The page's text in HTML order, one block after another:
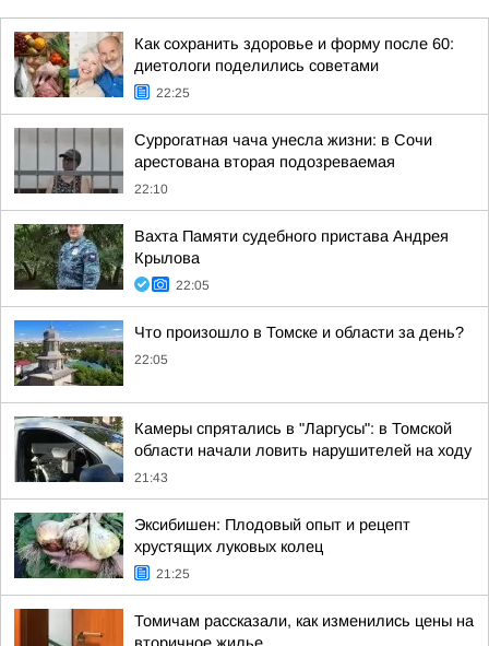
Как сохранить здоровье и форму после 60:
диетологи поделились советами
22:25
Суррогатная чача унесла жизни: в Сочи
арестована вторая подозреваемая
22:10
Вахта Памяти судебного пристава Андрея
Крылова
22:05
Что произошло в Томске и области за день?
22:05
Камеры спрятались в "Ларгусы": в Томской
области начали ловить нарушителей на ходу
21:43
Эксибишен: Плодовый опыт и рецепт
хрустящих луковых колец
21:25
Томичам рассказали, как изменились цены на